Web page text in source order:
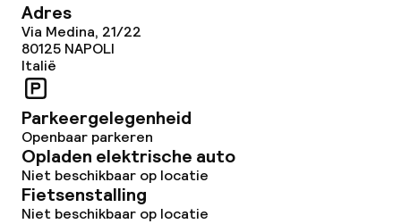
Adres
Via Medina, 21/22
80125 NAPOLI
Italië
Parkeergelegenheid
Openbaar parkeren
Opladen elektrische auto
Niet beschikbaar op locatie
Fietsenstalling
Niet beschikbaar op locatie